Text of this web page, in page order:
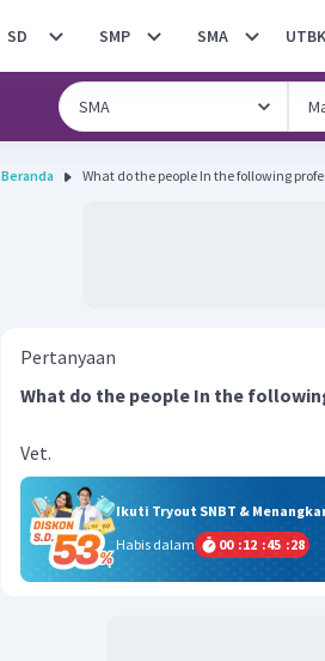
SD SMP SMA
Beranda What do the people In the following
Pertanyaan
What do the people In the
Vet.
Ikuti Tryout SNBT &
Habis dalam
00 :12 :45 :28